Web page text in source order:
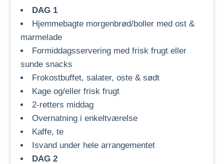
DAG 1
Hjemmebagte morgenbrød/boller med ost &
marmelade
Formiddagsservering med frisk frugt eller
sunde snacks
Frokostbuffet, salater, oste & sødt
Kage og/eller frisk frugt
2-retters middag
Overnatning i enkeltværelse
Kaffe, te
Isvand under hele arrangementet
DAG 2